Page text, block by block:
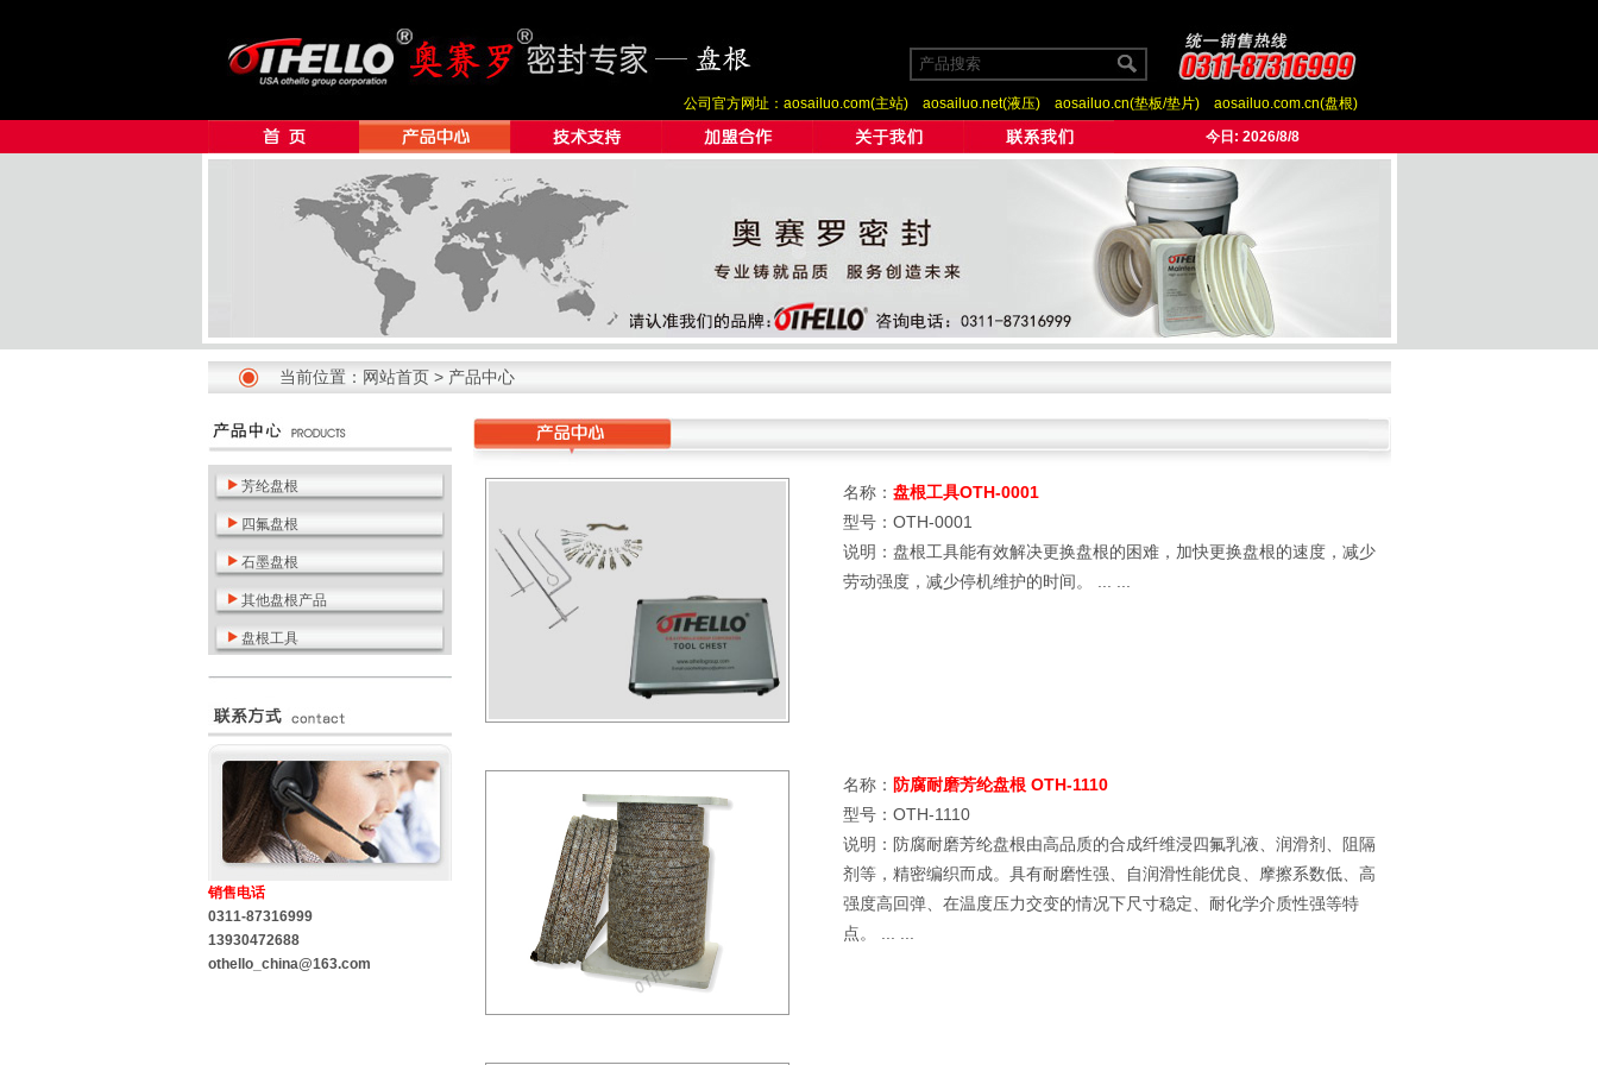
公司官方网址： aosailuo.com(主站) aosailuo.net(液压) aosailuo.cn(垫板/垫片)
aosailuo.com.cn(盘根)
今日: 2026/8/8
当前位置： 网站首页> 产品中心
芳纶盘根
四氟盘根
石墨盘根
其他盘根产品
盘根工具
销售电话
0311-87316999
13930472688
othello_china@163.com
名称： 盘根工具OTH-0001
型号：OTH-0001
说明：盘根工具能有效解决更换盘根的困难，加快更换盘根的速度，减少
劳动强度，减少停机维护的时间。 ... ...
名称： 防腐耐磨芳纶盘根 OTH-1110
型号：OTH-1110
说明：防腐耐磨芳纶盘根由高品质的合成纤维浸四氟乳液、润滑剂、阻隔
剂等，精密编织而成。具有耐磨性强、自润滑性能优良、摩擦系数低、高
强度高回弹、在温度压力交变的情况下尺寸稳定、耐化学介质性强等特
点。 ... ...